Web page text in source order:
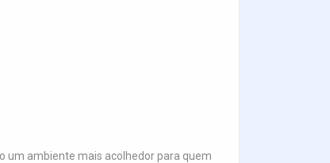
um ambiente mais acolhedor para quem